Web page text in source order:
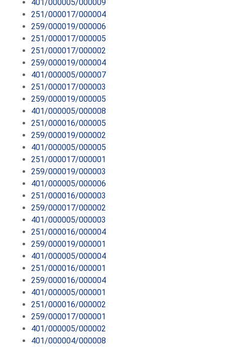
401/000005/000009
251/000017/000004
259/000019/000006
251/000017/000005
251/000017/000002
259/000019/000004
401/000005/000007
251/000017/000003
259/000019/000005
401/000005/000008
251/000016/000005
259/000019/000002
401/000005/000005
251/000017/000001
259/000019/000003
401/000005/000006
251/000016/000003
259/000017/000002
401/000005/000003
251/000016/000004
259/000019/000001
401/000005/000004
251/000016/000001
259/000016/000004
401/000005/000001
251/000016/000002
259/000017/000001
401/000005/000002
401/000004/000008